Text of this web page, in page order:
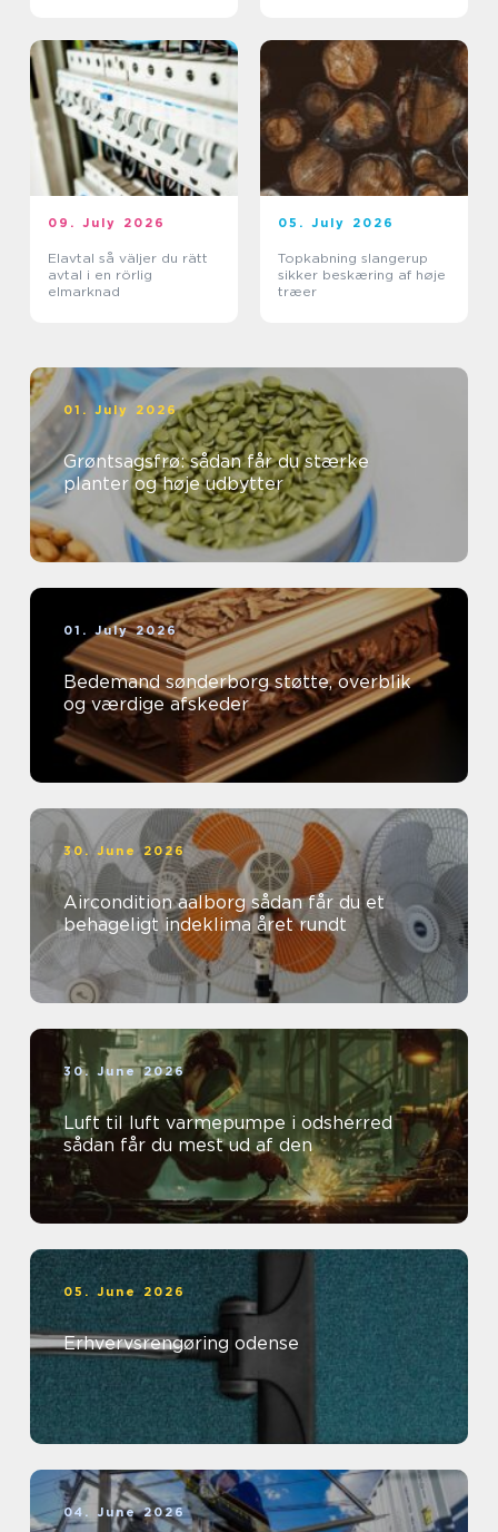
09. July 2026
Elavtal så väljer du rätt
avtal i en rörlig
elmarknad
05. July 2026
Topkabning slangerup
sikker beskæring af høje
træer
01. July 2026
Grøntsagsfrø: sådan får du stærke
planter og høje udbytter
01. July 2026
Bedemand sønderborg støtte, overblik
og værdige afskeder
30. June 2026
Aircondition aalborg sådan får du et
behageligt indeklima året rundt
30. June 2026
Luft til luft varmepumpe i odsherred
sådan får du mest ud af den
05. June 2026
Erhvervsrengøring odense
04. June 2026